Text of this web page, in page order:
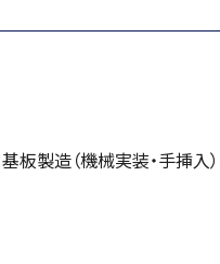
製造（機械実装・手挿入